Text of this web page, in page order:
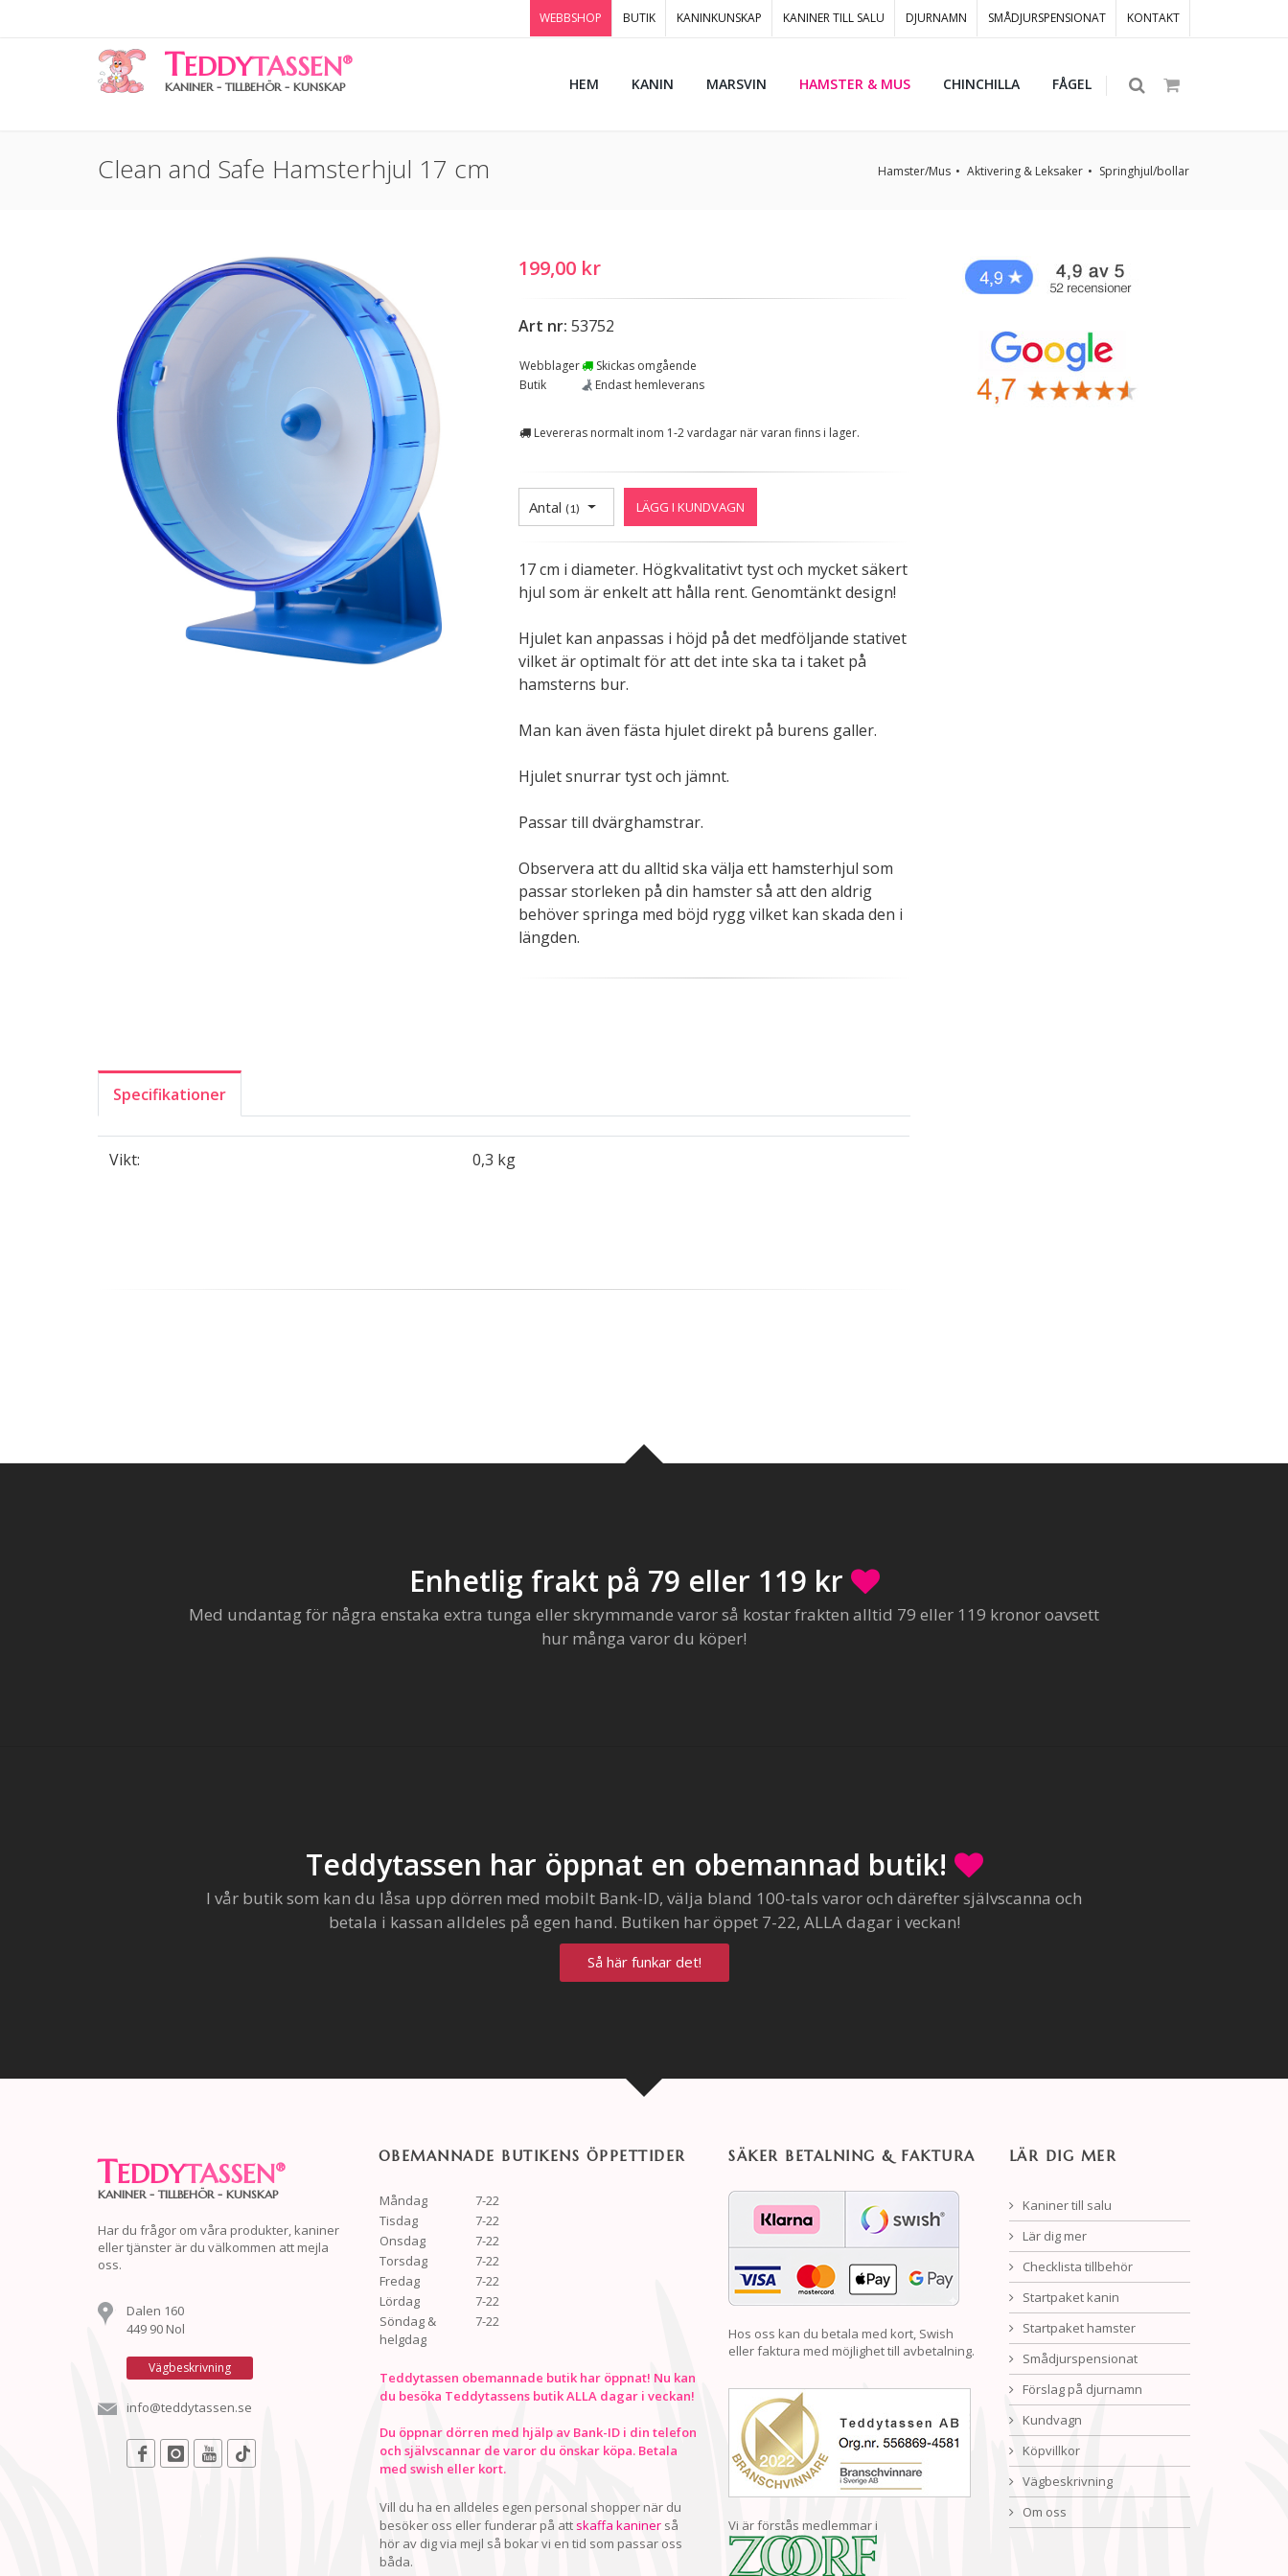
WEBBSHOP BUTIK KANINKUNSKAP KANINER TILL SALU DJURNAMN SMÅDJURSPENSIONAT KONTAKT
TEDDYTASSEN®
KANINER - TILLBEHÖR - KUNSKAP HEM KANIN MARSVIN HAMSTER & MUS CHINCHILLA FÅGEL
Clean and Safe Hamsterhjul 17 cm Hamster/Mus Aktivering & Leksaker Springhjul/bollar
199,00 kr
Art nr: 53752
Webblager
Skickas omgående
Butik
Endast hemleverans
Levereras normalt inom 1-2 vardagar när varan finns i lager.
Antal (1) LÄGG I KUNDVAGN
17 cm i diameter. Högkvalitativt tyst och mycket säkert
hjul som är enkelt att hålla rent. Genomtänkt design!
Hjulet kan anpassas i höjd på det medföljande stativet
vilket är optimalt för att det inte ska ta i taket på
hamsterns bur.
Man kan även fästa hjulet direkt på burens galler.
Hjulet snurrar tyst och jämnt.
Passar till dvärghamstrar.
Observera att du alltid ska välja ett hamsterhjul som
passar storleken på din hamster så att den aldrig
behöver springa med böjd rygg vilket kan skada den i
längden.
Specifikationer
Vikt: 0,3 kg
Enhetlig frakt på 79 eller 119 kr
Med undantag för några enstaka extra tunga eller skrymmande varor så kostar frakten alltid 79 eller 119 kronor oavsett
hur många varor du köper!
Teddytassen har öppnat en obemannad butik!
I vår butik som kan du låsa upp dörren med mobilt Bank-ID, välja bland 100-tals varor och därefter självscanna och
betala i kassan alldeles på egen hand. Butiken har öppet 7-22, ALLA dagar i veckan!
Så här funkar det!
TEDDYTASSEN®
KANINER - TILLBEHÖR - KUNSKAP
Har du frågor om våra produkter, kaniner
eller tjänster är du välkommen att mejla
oss.
Dalen 160
449 90 Nol
Vägbeskrivning
info@teddytassen.se
OBEMANNADE BUTIKENS ÖPPETTIDER
Måndag
7-22
Tisdag
7-22
Onsdag
7-22
Torsdag
7-22
Fredag
7-22
Lördag
7-22
Söndag &
helgdag
7-22
Teddytassen obemannade butik har öppnat! Nu kan
du besöka Teddytassens butik ALLA dagar i veckan!
Du öppnar dörren med hjälp av Bank-ID i din telefon
och självscannar de varor du önskar köpa. Betala
med swish eller kort.
Vill du ha en alldeles egen personal shopper när du
besöker oss eller funderar på att skaffa kaninerså
hör av dig via mejl så bokar vi en tid som passar oss
båda.
SÄKER BETALNING & FAKTURA
Hos oss kan du betala med kort, Swish
eller faktura med möjlighet till avbetalning.
Vi är förstås medlemmar i
LÄR DIG MER
Kaniner till salu
Lär dig mer
Checklista tillbehör
Startpaket kanin
Startpaket hamster
Smådjurspensionat
Förslag på djurnamn
Kundvagn
Köpvillkor
Vägbeskrivning
Om oss